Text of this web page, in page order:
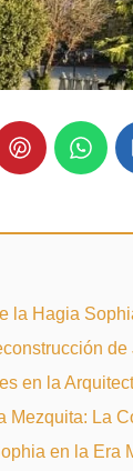
la Hagia
de
en la
Mezquita: La
en la Era